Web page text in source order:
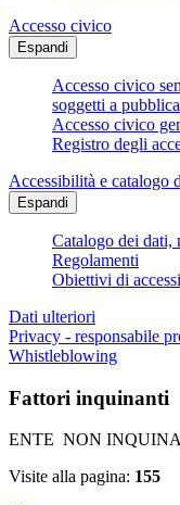
Accesso civico
Espandi
Accesso civico
soggetti a
Accesso civico
Registro degli
Accessibilità e catalogo
Espandi
Catalogo dei dati,
Regolamenti
Obiettivi di
Dati ulteriori
Privacy - responsabile
Whistleblowing
Fattori inquinanti
ENTE NON
Visite alla pagina: 155